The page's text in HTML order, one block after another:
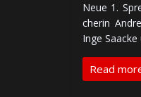
Neue 1.
che­rin
Inge
Read